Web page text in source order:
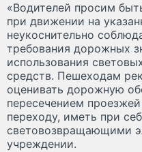
«Водителей просим
при движении на
неукоснительно
требования дорожных
использования
средств. Пешеходам
оценивать дорожную
пересечением
переходу, иметь при
световозвращающими
учреждении.